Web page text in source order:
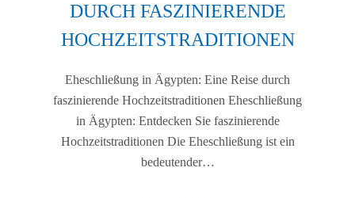
URCH FASZINIERENDE H
OCHZEITSTRADITIONEN
Eheschließung in Ägypten: Eine Reise durch
faszinierende Hochzeitstraditionen Eheschließung
in Ägypten: Entdecken Sie faszinierende
Hochzeitstraditionen Die Eheschließung ist ein
bedeutender…